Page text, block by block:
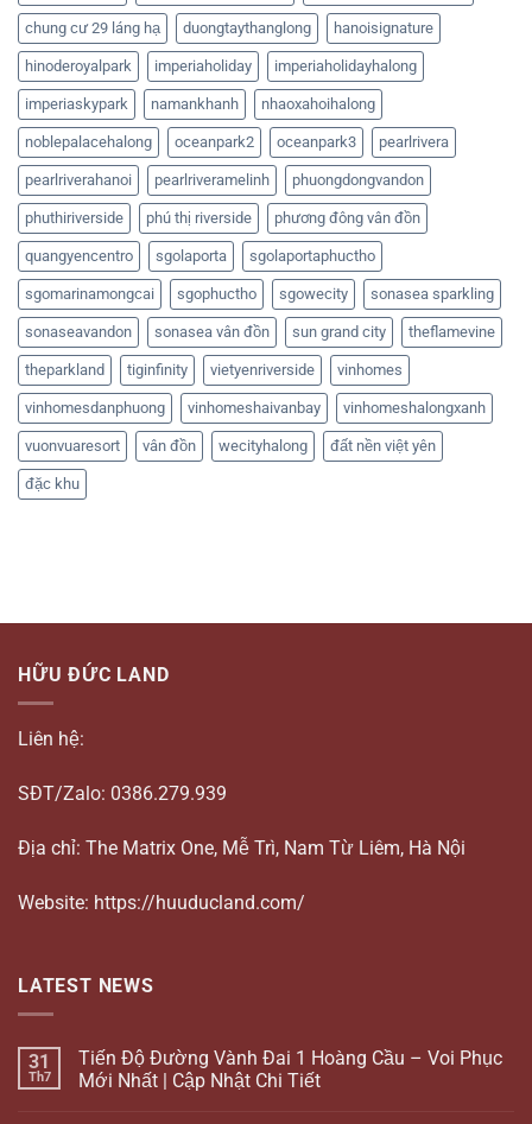
chung cư 29 láng hạ duongtaythanglong hanoisignature
hinoderoyalpark imperiaholiday imperiaholidayhalong
imperiaskypark namankhanh nhaoxahoihalong
noblepalacehalong oceanpark2 oceanpark3 pearlrivera
pearlriverahanoi pearlriveramelinh phuongdongvandon
phuthiriverside phú thị riverside phương đông vân đồn
quangyencentro sgolaporta sgolaportaphuctho
sgomarinamongcai sgophuctho sgowecity sonasea sparkling
sonaseavandon sonasea vân đồn sun grand city theflamevine
theparkland tiginfinity vietyenriverside vinhomes
vinhomesdanphuong vinhomeshaivanbay vinhomeshalongxanh
vuonvuaresort vân đồn wecityhalong đất nền việt yên
đặc khu
HỮU ĐỨC LAND
Liên hệ:
SĐT/Zalo: 0386.279.939
Địa chỉ: The Matrix One, Mễ Trì, Nam Từ Liêm, Hà Nội
Website: https://huuducland.com/
LATEST NEWS
31
Th7
Tiến Độ Đường Vành Đai 1 Hoàng Cầu – Voi Phục
Mới Nhất | Cập Nhật Chi Tiết